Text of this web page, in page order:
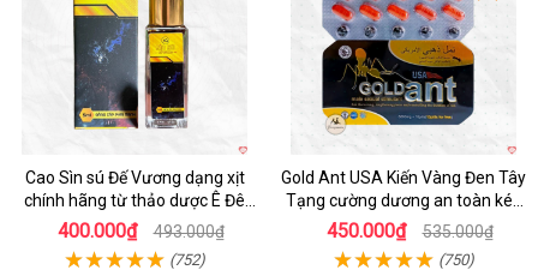
Cao Sìn sú Đế Vương dạng xịt
chính hãng từ thảo dược Ê Đê
Việt Nam
400.000₫ 493.000₫
(752)
Gold Ant USA Kiến Vàng Đen Tây
Tạng cường dương an toàn kéo
dài
450.000₫ 535.000₫
(750)